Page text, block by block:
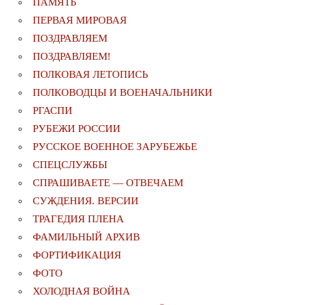
ПАМЯТЬ
ПЕРВАЯ МИРОВАЯ
ПОЗДРАВЛЯЕМ
ПОЗДРАВЛЯЕМ!
ПОЛКОВАЯ ЛЕТОПИСЬ
ПОЛКОВОДЦЫ И ВОЕНАЧАЛЬНИКИ
РГАСПИ
РУБЕЖИ РОССИИ
РУССКОЕ ВОЕННОЕ ЗАРУБЕЖЬЕ
СПЕЦСЛУЖБЫ
СПРАШИВАЕТЕ — ОТВЕЧАЕМ
СУЖДЕНИЯ. ВЕРСИИ
ТРАГЕДИЯ ПЛЕНА
ФАМИЛЬНЫЙ АРХИВ
ФОРТИФИКАЦИЯ
ФОТО
ХОЛОДНАЯ ВОЙНА